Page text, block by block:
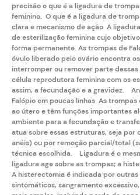
precisão o que é a ligadura de
feminino. O que é a ligadura de
clara e mecanismo de ação A
de esterilização feminina cujo
forma permanente. As trompas de
óvulo liberado pelo ovário encontra
interromper ou remover parte
célula reprodutora feminina com os
assim, a fecundação e a gravidez.
Falópio em poucas linhas As
ao útero e têm funções importantes
ambiente para a fecundação e
atua sobre essas estruturas, seja por
anéis) ou por remoção parcial/total (
técnica escolhida. Ligadura é o
ligadura age sobre as trompas; a
A histerectomia é indicada por
sintomáticos, sangramento